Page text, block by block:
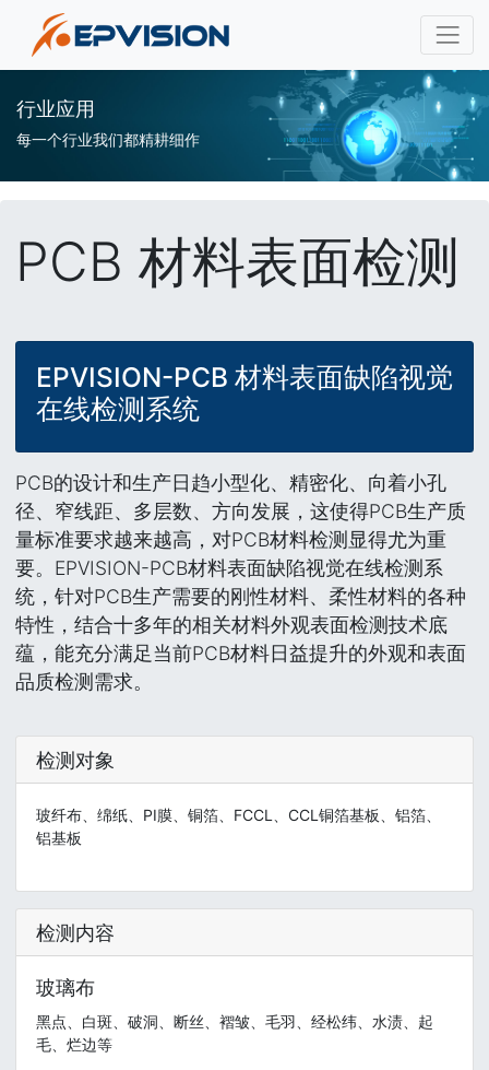
行业应用
每一个行业我们都精耕细作
PCB 材料表面检测
EPVISION-PCB 材料表面缺陷视觉
在线检测系统
PCB的设计和生产日趋小型化、精密化、向着小孔
径、窄线距、多层数、方向发展，这使得PCB生产质
量标准要求越来越高，对PCB材料检测显得尤为重
要。EPVISION-PCB材料表面缺陷视觉在线检测系
统，针对PCB生产需要的刚性材料、柔性材料的各种
特性，结合十多年的相关材料外观表面检测技术底
蕴，能充分满足当前PCB材料日益提升的外观和表面
品质检测需求。
检测对象
玻纤布、绵纸、PI膜、铜箔、FCCL、CCL铜箔基板、铝箔、
铝基板
检测内容
玻璃布
黑点、白斑、破洞、断丝、褶皱、毛羽、经松纬、水渍、起
毛、烂边等